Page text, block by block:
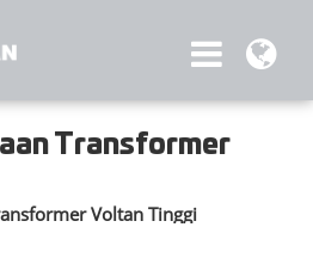
Transformer
Voltan Tinggi